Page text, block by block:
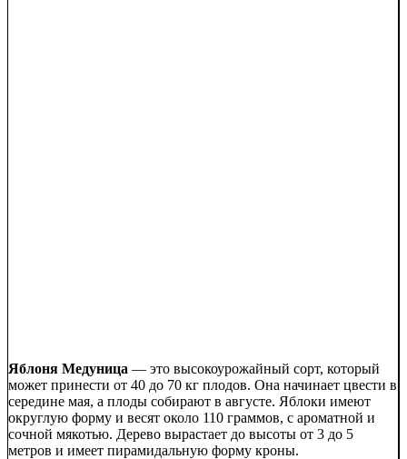
Яблоня Медуница — это высокоурожайный сорт, который
может принести от 40 до 70 кг плодов. Она начинает цвести в
середине мая, а плоды собирают в августе. Яблоки имеют
округлую форму и весят около 110 граммов, с ароматной и
сочной мякотью. Дерево вырастает до высоты от 3 до 5
метров и имеет пирамидальную форму кроны.